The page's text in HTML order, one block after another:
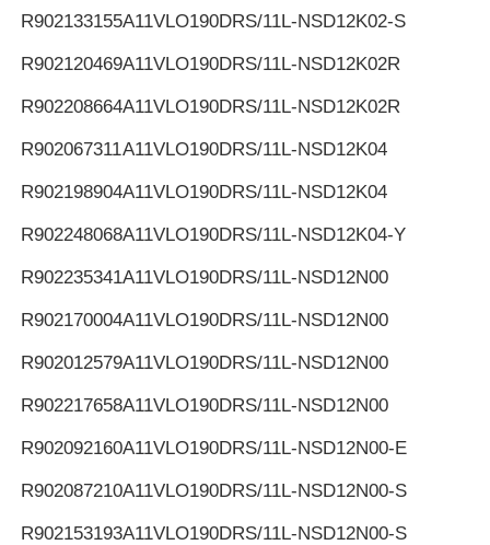
R902133155A11VLO190DRS/11L-NSD12K02-S
R902120469A11VLO190DRS/11L-NSD12K02R
R902208664A11VLO190DRS/11L-NSD12K02R
R902067311A11VLO190DRS/11L-NSD12K04
R902198904A11VLO190DRS/11L-NSD12K04
R902248068A11VLO190DRS/11L-NSD12K04-Y
R902235341A11VLO190DRS/11L-NSD12N00
R902170004A11VLO190DRS/11L-NSD12N00
R902012579A11VLO190DRS/11L-NSD12N00
R902217658A11VLO190DRS/11L-NSD12N00
R902092160A11VLO190DRS/11L-NSD12N00-E
R902087210A11VLO190DRS/11L-NSD12N00-S
R902153193A11VLO190DRS/11L-NSD12N00-S